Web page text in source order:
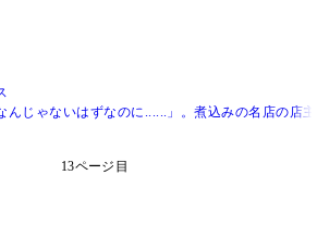
んじゃないはずなのに......」。煮込みの名店の
13ページ目